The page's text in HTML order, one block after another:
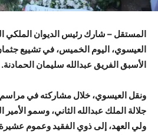
المستقل – شارك رئيس الديوان
العيسوي، اليوم الخميس، في تشييع
الأسبق الفريق عبدالله سليمان الحمادنة.
ونقل العيسوي، خلال مشاركته في مراسم
جلالة الملك عبدالله الثاني، وسمو الأمير
ولي العهد، إلى ذوي الفقيد وعموم عشيرة